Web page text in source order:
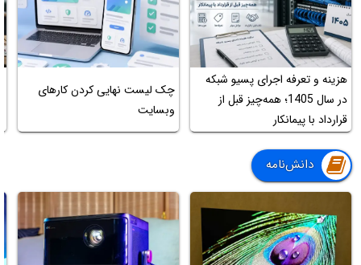
هزینه و تعرفه اجرای پسیو شبکه
در سال 1405؛ همه‌چیز قبل از
قرارداد با پیمانکار
چک لیست نهایی کردن کارهای
وبسایت
دانش‌نامه